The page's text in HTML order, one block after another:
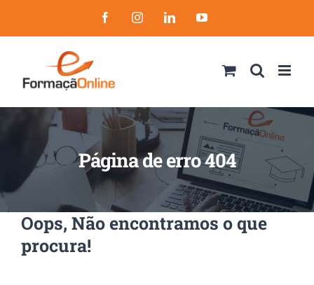
to
FacebookInstagramLinkedInYouTube
Página de erro 404
Oops, Não encontramos o que
procura!